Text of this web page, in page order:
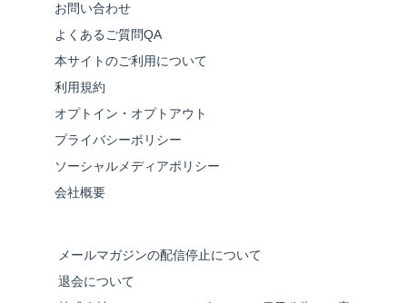
お問い合わせ
よくあるご質問QA
本サイトのご利用について
利用規約
オプトイン・オプトアウト
プライバシーポリシー
ソーシャルメディアポリシー
会社概要
メールマガジンの配信停止について
退会について